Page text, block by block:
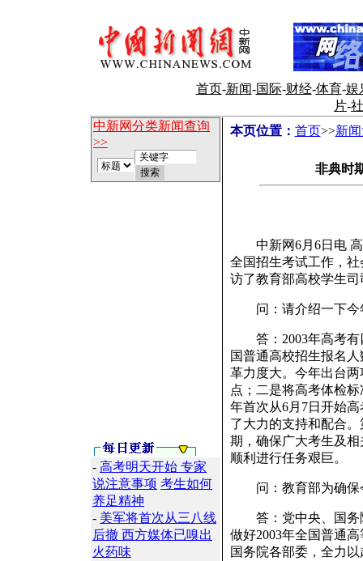
首页-新闻-国际-财经-体育-娱
片-
中新网分类新闻查询
>>
- 高考明天开始 专家
说注意事项 考生如何
养足精神
- 美军将首次从三八线
后撤 西方媒体已嗅出
火药味
本页位置： 首页>>新
非典时
中新网6月6日电 高
全国招生考试工作，
访了教育部高校学生
问：请介绍一下今
答：2003年高考有
国普通高校招生报名
革力度大。今年出台
点；二是将高考体检
年首次从6月7日开始
了大力的支持和配合
期，确保广大考生及
顺利进行任务艰巨。
问：教育部为确保
答：党中央、国务
做好2003年全国普通
国务院各部委，全力